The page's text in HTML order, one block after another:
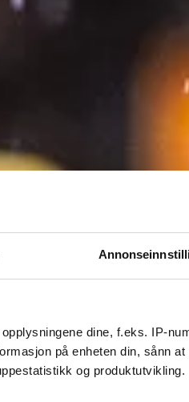
dine, f.eks. IP-
på enheten din, sånn
og